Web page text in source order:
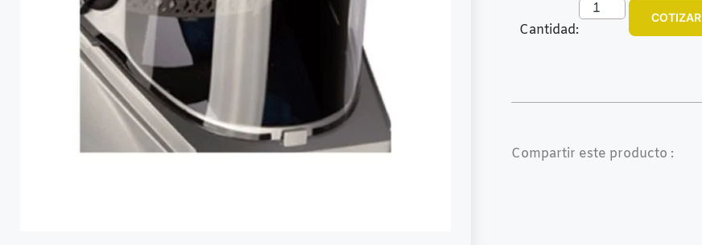
Cantidad:
COTIZAR
Compartir este producto :